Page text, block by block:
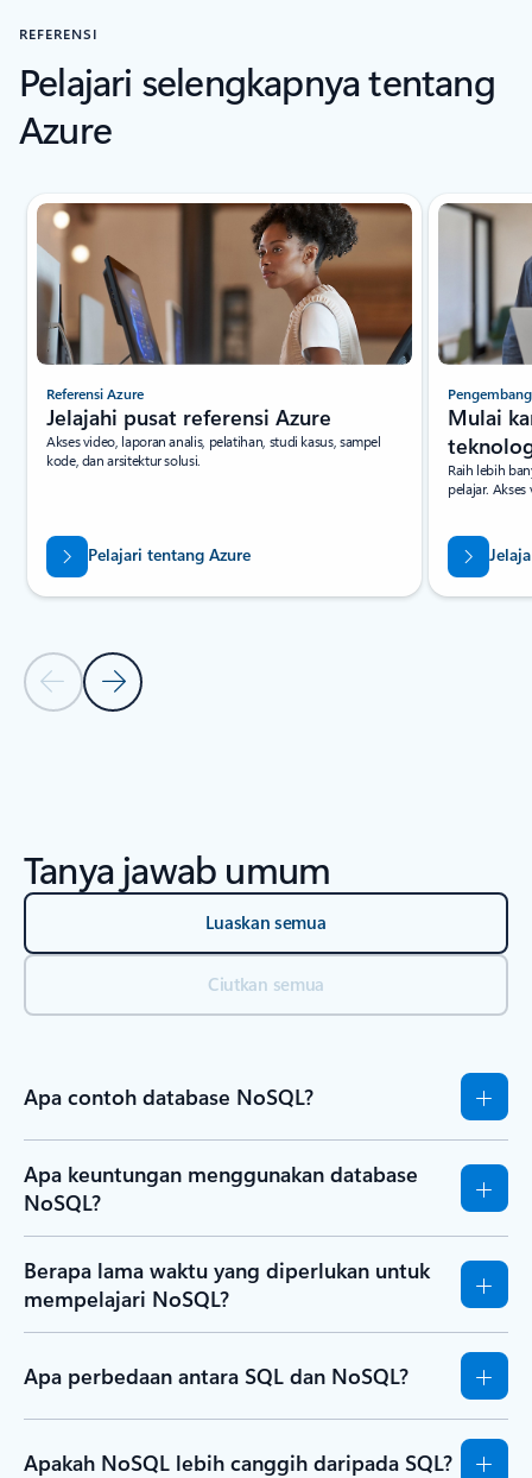
REFERENSI
Pelajari selengkapnya tentang
Azure
Slide baru ditampilkan
Slide Sebelumnya
Slide Berikutnya
Referensi Azure
Jelajahi pusat referensi Azure
Akses video, laporan analis, pelatihan, studi kasus, sampel
kode, dan arsitektur solusi.
Pelajari tentang Azure
Mulai
Raih lebih
pelajar.
Tanya jawab umum
Luaskan semua
Ciutkan semua
Apa contoh database NoSQL?
Apa keuntungan menggunakan database
NoSQL?
Berapa lama waktu yang diperlukan untuk
mempelajari NoSQL?
Apa perbedaan antara SQL dan NoSQL?
Apakah NoSQL lebih canggih daripada SQL?